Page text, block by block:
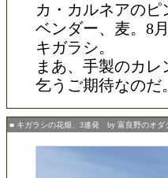
カ・カルネアの
ベンダー、麦。8
キガラシ。
まあ、手製のカ
乞うご期待なのだ。
■ キガラシの花畑、3連発 by 富良野のオダ